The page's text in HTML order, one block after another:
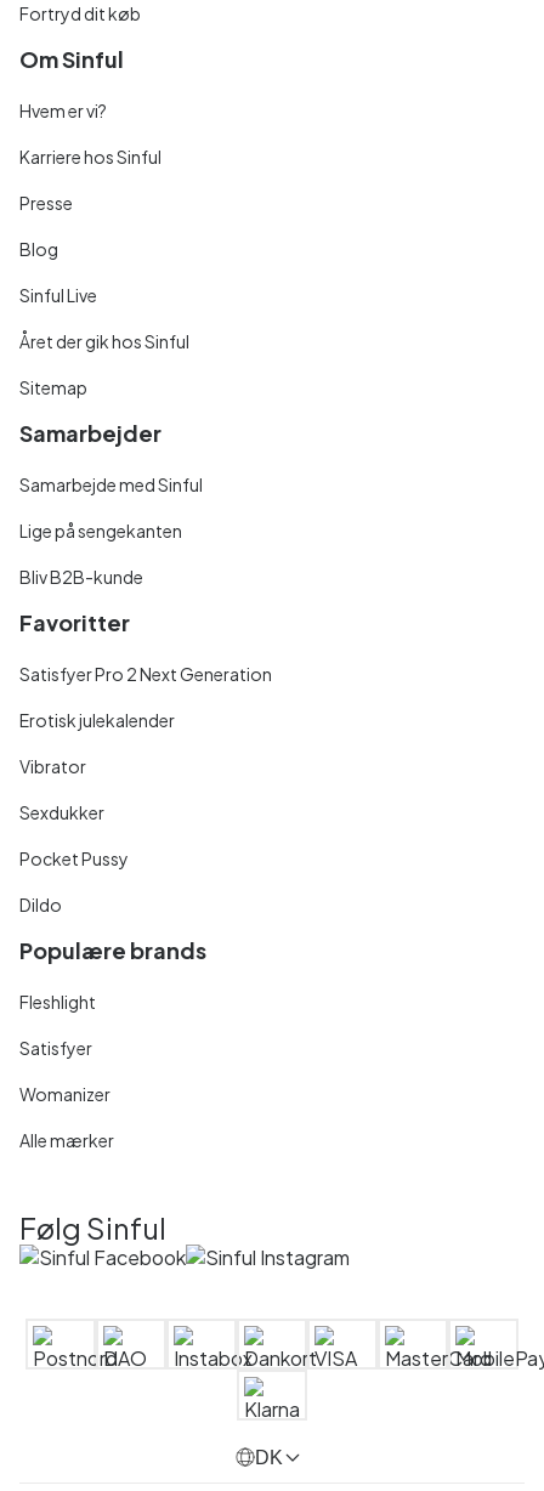
Fortryd dit køb
Om Sinful
Hvem er vi?
Karriere hos Sinful
Presse
Blog
Sinful Live
Året der gik hos Sinful
Sitemap
Samarbejder
Samarbejde med Sinful
Lige på sengekanten
Bliv B2B-kunde
Favoritter
Satisfyer Pro 2 Next Generation
Erotisk julekalender
Vibrator
Sexdukker
Pocket Pussy
Dildo
Populære brands
Fleshlight
Satisfyer
Womanizer
Alle mærker
Følg Sinful
DK